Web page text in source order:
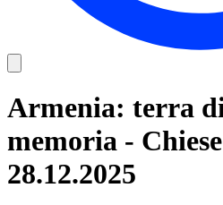
Armenia: terra
memoria -
28.12.2025